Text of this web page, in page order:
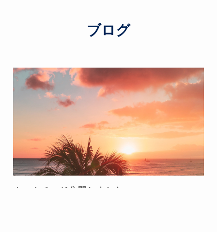
ブログ
ホームページ公開しました